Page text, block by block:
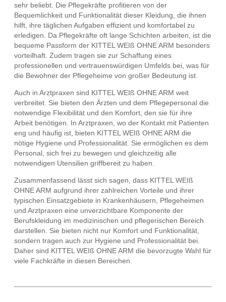
sehr beliebt. Die Pflegekräfte profitieren von der
Bequemlichkeit und Funktionalität dieser Kleidung, die ihnen
hilft, ihre täglichen Aufgaben effizient und komfortabel zu
erledigen. Da Pflegekräfte oft lange Schichten arbeiten, ist die
bequeme Passform der KITTEL WEIß OHNE ARM besonders
vorteilhaft. Zudem tragen sie zur Schaffung eines
professionellen und vertrauenswürdigen Umfelds bei, was für
die Bewohner der Pflegeheime von großer Bedeutung ist.
Auch in Arztpraxen sind KITTEL WEIß OHNE ARM weit
verbreitet. Sie bieten den Ärzten und dem Pflegepersonal die
notwendige Flexibilität und den Komfort, den sie für ihre
Arbeit benötigen. In Arztpraxen, wo der Kontakt mit Patienten
eng und häufig ist, bieten KITTEL WEIß OHNE ARM die
nötige Hygiene und Professionalität. Sie ermöglichen es dem
Personal, sich frei zu bewegen und gleichzeitig alle
notwendigen Utensilien griffbereit zu haben.
Zusammenfassend lässt sich sagen, dass KITTEL WEIß
OHNE ARM aufgrund ihrer zahlreichen Vorteile und ihrer
typischen Einsatzgebiete in Krankenhäusern, Pflegeheimen
und Arztpraxen eine unverzichtbare Komponente der
Berufskleidung im medizinischen und pflegerischen Bereich
darstellen. Sie bieten nicht nur Komfort und Funktionalität,
sondern tragen auch zur Hygiene und Professionalität bei.
Daher sind KITTEL WEIß OHNE ARM die bevorzugte Wahl für
viele Fachkräfte in diesen Bereichen.